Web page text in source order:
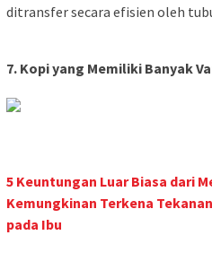
ditransfer secara efisien oleh
7. Kopi yang Memiliki Banyak
5 Keuntungan Luar Biasa dari
Kemungkinan Terkena
pada Ibu